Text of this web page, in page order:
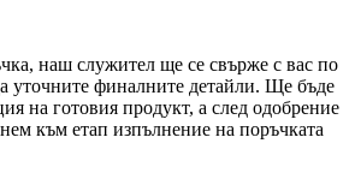
наш служител ще се свърже с вас по
уточните финалните детайли. Ще бъде
на готовия продукт, а след одобрение
към етап изпълнение на поръчката